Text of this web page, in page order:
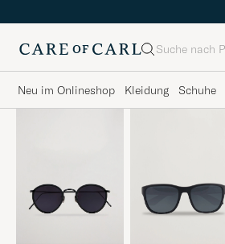
Suche
Neu im Onlineshop Kleidung Schuhe